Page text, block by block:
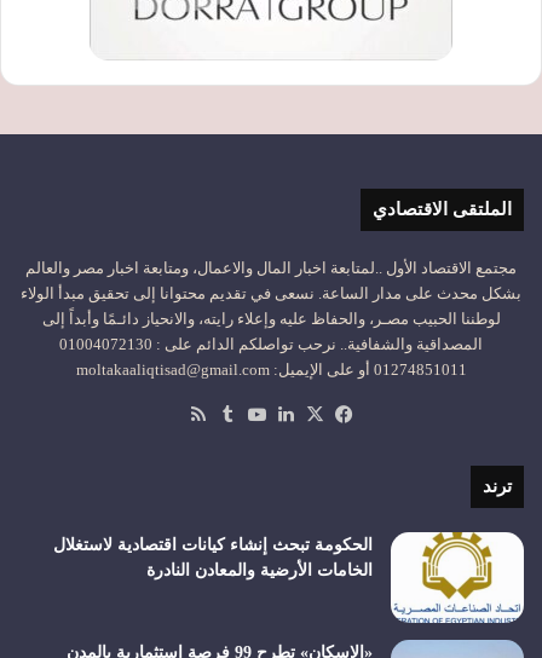
الملتقى الاقتصادي
مجتمع الاقتصاد الأول ..لمتابعة اخبار المال والاعمال، ومتابعة اخبار مصر والعالم
بشكل محدث على مدار الساعة. نسعى في تقديم محتوانا إلى تحقيق مبدأ الولاء
لوطننا الحبيب مصـر، والحفاظ عليه وإعلاء رايته، والانحياز دائـمًا وأبداً إلى
المصداقية والشفافية.. نرحب تواصلكم الدائم على : 01004072130
01274851011 أو على الإيميل: moltakaaliqtisad@gmail.com
فيسبوك
‫X لينكدإن‫YouTube
ترند
الحكومة تبحث إنشاء كيانات اقتصادية لاستغلال
الخامات الأرضية والمعادن النادرة
«الإسكان» تطرح 99 فرصة استثمارية بالمدن